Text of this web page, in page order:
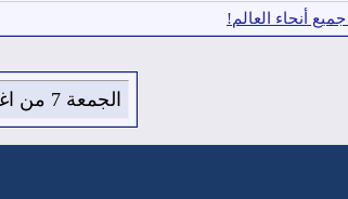
أنحاء العالم!
الجمعة 7 من اغسطس 2026 , الساعة الان 05:48:43 مساءً.